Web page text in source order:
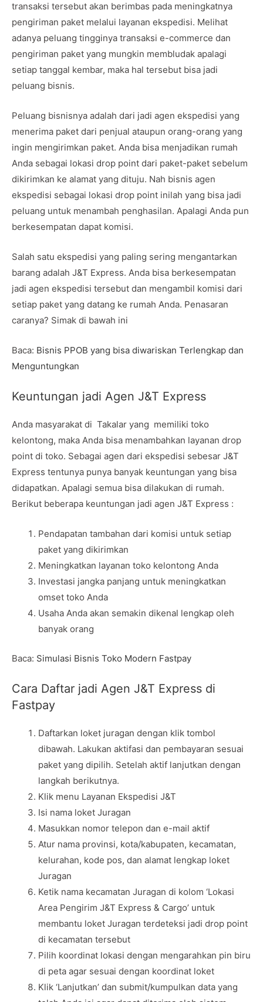
transaksi tersebut akan berimbas pada meningkatnya
pengiriman paket melalui layanan ekspedisi. Melihat
adanya peluang tingginya transaksi e-commerce dan
pengiriman paket yang mungkin membludak apalagi
setiap tanggal kembar, maka hal tersebut bisa jadi
peluang bisnis.
Peluang bisnisnya adalah dari jadi agen ekspedisi yang
menerima paket dari penjual ataupun orang-orang yang
ingin mengirimkan paket. Anda bisa menjadikan rumah
Anda sebagai lokasi drop point dari paket-paket sebelum
dikirimkan ke alamat yang dituju. Nah bisnis agen
ekspedisi sebagai lokasi drop point inilah yang bisa jadi
peluang untuk menambah penghasilan. Apalagi Anda pun
berkesempatan dapat komisi.
Salah satu ekspedisi yang paling sering mengantarkan
barang adalah J&T Express. Anda bisa berkesempatan
jadi agen ekspedisi tersebut dan mengambil komisi dari
setiap paket yang datang ke rumah Anda. Penasaran
caranya? Simak di bawah ini
Baca: Bisnis PPOB yang bisa diwariskan Terlengkap dan
Menguntungkan
Keuntungan jadi Agen J&T Express
Anda masyarakat di Takalar yang memiliki toko
kelontong, maka Anda bisa menambahkan layanan drop
point di toko. Sebagai agen dari ekspedisi sebesar J&T
Express tentunya punya banyak keuntungan yang bisa
didapatkan. Apalagi semua bisa dilakukan di rumah.
Berikut beberapa keuntungan jadi agen J&T Express :
Pendapatan tambahan dari komisi untuk setiap
paket yang dikirimkan
Meningkatkan layanan toko kelontong Anda
Investasi jangka panjang untuk meningkatkan
omset toko Anda
Usaha Anda akan semakin dikenal lengkap oleh
banyak orang
Baca: Simulasi Bisnis Toko Modern Fastpay
Cara Daftar jadi Agen J&T Express di
Fastpay
Daftarkan loket juragan dengan klik tombol
dibawah. Lakukan aktifasi dan pembayaran sesuai
paket yang dipilih. Setelah aktif lanjutkan dengan
langkah berikutnya.
Klik menu Layanan Ekspedisi J&T
Isi nama loket Juragan
Masukkan nomor telepon dan e-mail aktif
Atur nama provinsi, kota/kabupaten, kecamatan,
kelurahan, kode pos, dan alamat lengkap loket
Juragan
Ketik nama kecamatan Juragan di kolom ‘Lokasi
Area Pengirim J&T Express & Cargo’ untuk
membantu loket Juragan terdeteksi jadi drop point
di kecamatan tersebut
Pilih koordinat lokasi dengan mengarahkan pin biru
di peta agar sesuai dengan koordinat loket
Klik ‘Lanjutkan’ dan submit/kumpulkan data yang